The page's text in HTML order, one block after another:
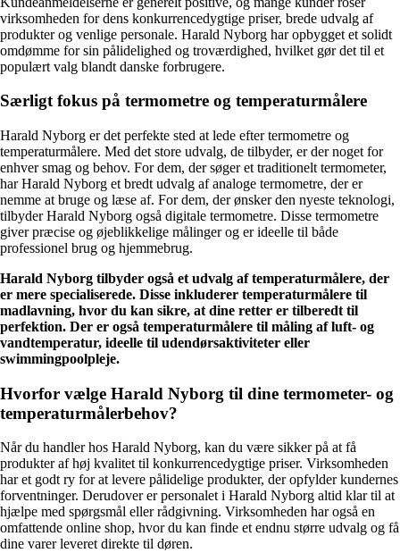
virksomheden for dens konkurrencedygtige priser, brede udvalg af
produkter og venlige personale. Harald Nyborg har opbygget et solidt
omdømme for sin pålidelighed og troværdighed, hvilket gør det til et
populært valg blandt danske forbrugere.
Særligt fokus på termometre og temperaturmålere
Harald Nyborg er det perfekte sted at lede efter termometre og
temperaturmålere. Med det store udvalg, de tilbyder, er der noget for
enhver smag og behov. For dem, der søger et traditionelt termometer,
har Harald Nyborg et bredt udvalg af analoge termometre, der er
nemme at bruge og læse af. For dem, der ønsker den nyeste teknologi,
tilbyder Harald Nyborg også digitale termometre. Disse termometre
giver præcise og øjeblikkelige målinger og er ideelle til både
professionel brug og hjemmebrug.
Harald Nyborg tilbyder også et udvalg af temperaturmålere, der
er mere specialiserede. Disse inkluderer temperaturmålere til
madlavning, hvor du kan sikre, at dine retter er tilberedt til
perfektion. Der er også temperaturmålere til måling af luft- og
vandtemperatur, ideelle til udendørsaktiviteter eller
swimmingpoolpleje.
Hvorfor vælge Harald Nyborg til dine termometer- og
temperaturmålerbehov?
Når du handler hos Harald Nyborg, kan du være sikker på at få
produkter af høj kvalitet til konkurrencedygtige priser. Virksomheden
har et godt ry for at levere pålidelige produkter, der opfylder kundernes
forventninger. Derudover er personalet i Harald Nyborg altid klar til at
hjælpe med spørgsmål eller rådgivning. Virksomheden har også en
omfattende online shop, hvor du kan finde et endnu større udvalg og få
dine varer leveret direkte til døren.